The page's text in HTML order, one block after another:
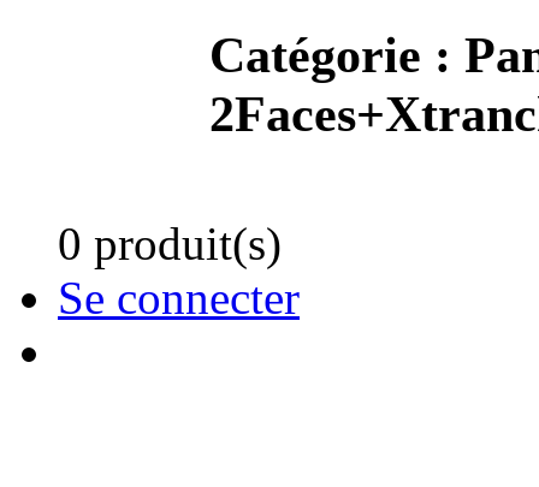
Catégorie :
0 produit(s)
Se connecter